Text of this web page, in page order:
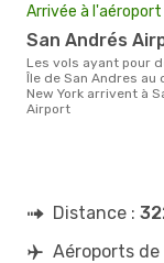
Arrivée à l'aéroport
San Andrés
Les vols ayant pour destination
Île de San Andres au
New York arrivent à
Airport
Distance :
Aéroports de